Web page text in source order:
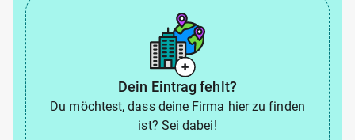
Dein Eintrag fehlt?
Du möchtest, dass deine Firma hier zu finden
ist? Sei dabei!